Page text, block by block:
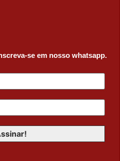
se em nosso whatsapp.